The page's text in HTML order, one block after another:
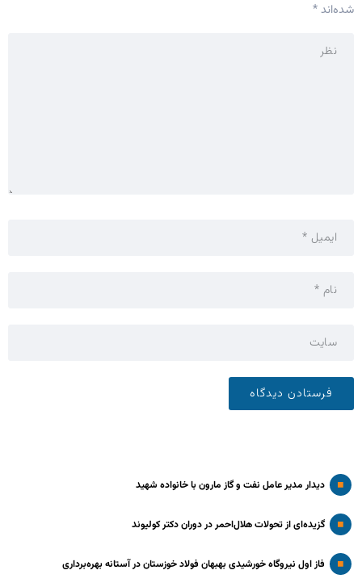
شده‌اند*
دیدار مدیر عامل نفت و گاز مارون با خانواده شهید
گزیده‌ای از تحولات هلال‌احمر در دوران دکتر کولیوند
فاز اول نیروگاه خورشیدی بهبهان فولاد خوزستان در آستانه بهره‌برداری